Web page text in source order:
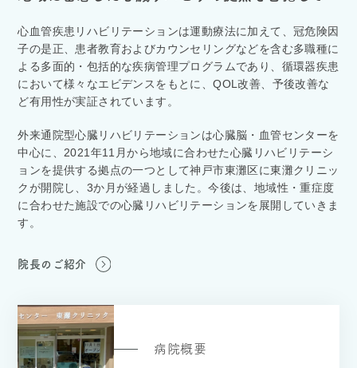
心血管疾患リハビリテーションは運動療法に加えて、冠危険因
子の是正、患者教育およびカウンセリングなどを含む多職種に
よる多面的・包括的な疾病管理プログラムであり、循環器疾患
において様々なエビデンスをもとに、QOL改善、予後改善な
ど有用性が実証されています。
外来通院型心臓リハビリテーションは心臓脳・血管センターを
中心に、2021年11月から地域に合わせた心臓リハビリテーシ
ョンを提供する拠点の一つとして神戸市東灘区に東灘クリニッ
クが開院し、3か月が経過しました。今後は、地域性・重症度
に合わせた施設での心臓リハビリテーションを展開していきま
す。
院長のご紹介
病院概要